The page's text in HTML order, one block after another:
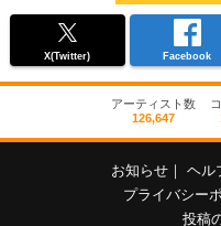
X(Twitter) Facebook
アーティスト数
126,647
お知らせ ヘル
プライバシー
投稿